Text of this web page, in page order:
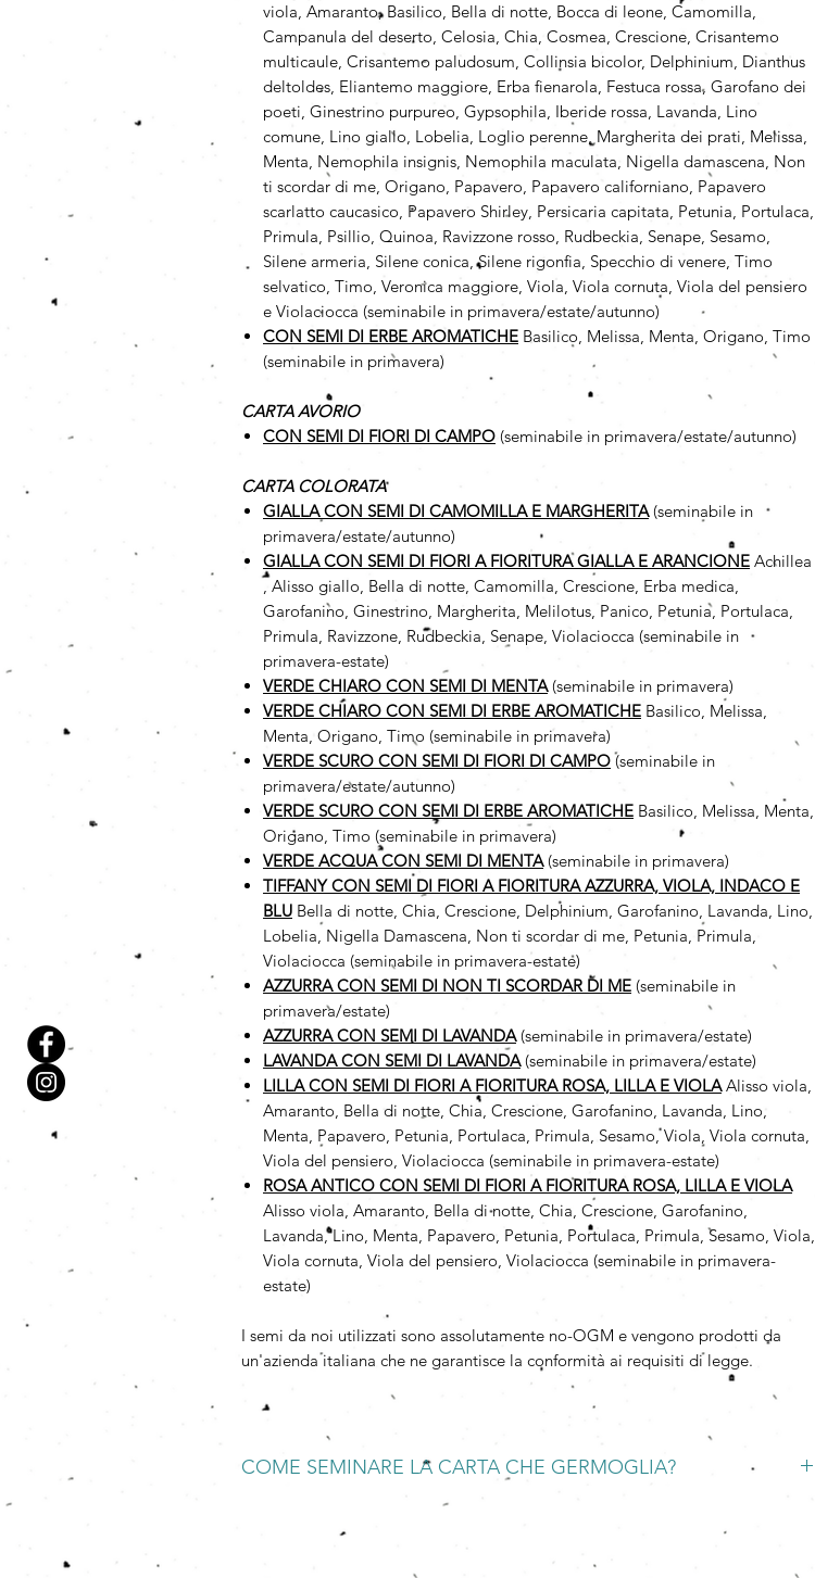
viola, Amaranto, Basilico, Bella di notte, Bocca di leone, Camomilla,
Campanula del deserto, Celosia, Chia, Cosmea, Crescione, Crisantemo
multicaule, Crisantemo paludosum, Collinsia bicolor, Delphinium, Dianthus
deltoldes, Eliantemo maggiore, Erba fienarola, Festuca rossa, Garofano dei
poeti, Ginestrino purpureo, Gypsophila, Iberide rossa, Lavanda, Lino
comune, Lino giallo, Lobelia, Loglio perenne, Margherita dei prati, Melissa,
Menta, Nemophila insignis, Nemophila maculata, Nigella damascena, Non
ti scordar di me, Origano, Papavero, Papavero californiano, Papavero
scarlatto caucasico, Papavero Shirley, Persicaria capitata, Petunia, Portulaca,
Primula, Psillio, Quinoa, Ravizzone rosso, Rudbeckia, Senape, Sesamo,
Silene armeria, Silene conica, Silene rigonfia, Specchio di venere, Timo
selvatico, Timo, Veronica maggiore, Viola, Viola cornuta, Viola del pensiero
e Violaciocca (seminabile in primavera/estate/autunno)
CON SEMI DI ERBE AROMATICHE Basilico, Melissa, Menta, Origano, Timo
(seminabile in primavera)
CARTA AVORIO
CON SEMI DI FIORI DI CAMPO (seminabile in primavera/estate/autunno)
CARTA COLORATA
GIALLA CON SEMI DI CAMOMILLA E MARGHERITA(seminabile in
primavera/estate/autunno)
GIALLA CON SEMI DI FIORI A FIORITURA GIALLA E ARANCIONE Achillea
, Alisso giallo, Bella di notte, Camomilla, Crescione, Erba medica,
Garofanino, Ginestrino, Margherita, Melilotus, Panico, Petunia, Portulaca,
Primula, Ravizzone, Rudbeckia, Senape, Violaciocca (seminabile in
primavera-estate)
VERDE CHIARO CON SEMI DI MENTA (seminabile in primavera)
VERDE CHIARO CON SEMI DI ERBE AROMATICHE Basilico, Melissa,
Menta, Origano, Timo (seminabile in primavera)
VERDE SCURO CON SEMI DI FIORI DI CAMPO(seminabile in
primavera/estate/autunno)
VERDE SCURO CON SEMI DI ERBE AROMATICHE Basilico, Melissa, Menta,
Origano, Timo (seminabile in primavera)
VERDE ACQUA CON SEMI DI MENTA(seminabile in primavera)
TIFFANY CON SEMI DI FIORI A FIORITURA AZZURRA, VIOLA, INDACO E
BLU Bella di notte, Chia, Crescione, Delphinium, Garofanino, Lavanda, Lino,
Lobelia, Nigella Damascena, Non ti scordar di me, Petunia, Primula,
Violaciocca (seminabile in primavera-estate)
AZZURRA CON SEMI DI NON TI SCORDAR DI ME (seminabile in
primavera/estate)
AZZURRA CON SEMI DI LAVANDA(seminabile in primavera/estate)
LAVANDA CON SEMI DI LAVANDA(seminabile in primavera/estate)
LILLA CON SEMI DI FIORI A FIORITURA ROSA, LILLA E VIOLAAlisso viola,
Amaranto, Bella di notte, Chia, Crescione, Garofanino, Lavanda, Lino,
Menta, Papavero, Petunia, Portulaca, Primula, Sesamo, Viola, Viola cornuta,
Viola del pensiero, Violaciocca (seminabile in primavera-estate)
ROSA ANTICO CON SEMI DI FIORI A FIORITURA ROSA, LILLA E VIOLA
Alisso viola, Amaranto, Bella di notte, Chia, Crescione, Garofanino,
Lavanda, Lino, Menta, Papavero, Petunia, Portulaca, Primula, Sesamo, Viola,
Viola cornuta, Viola del pensiero, Violaciocca (seminabile in primavera-
estate)
I semi da noi utilizzati sono assolutamente no-OGM e vengono prodotti da
un'azienda italiana che ne garantisce la conformità ai requisiti di legge.
COME SEMINARE LA CARTA CHE GERMOGLIA?
Mettete a bagno la Carta che Germoglia in una ciotola d'acqua per una notte, poi